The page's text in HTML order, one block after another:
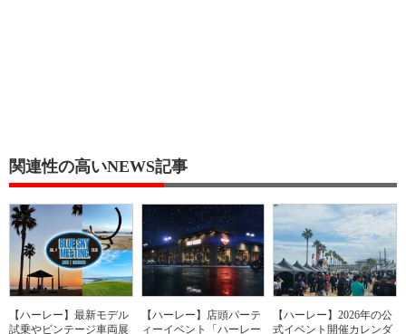
関連性の高いNEWS記事
【ハーレー】最新モデル
試乗やビンテージ車両展
【ハーレー】店頭パーテ
ィーイベント「ハーレー
【ハーレー】2026年の公
式イベント開催カレンダ